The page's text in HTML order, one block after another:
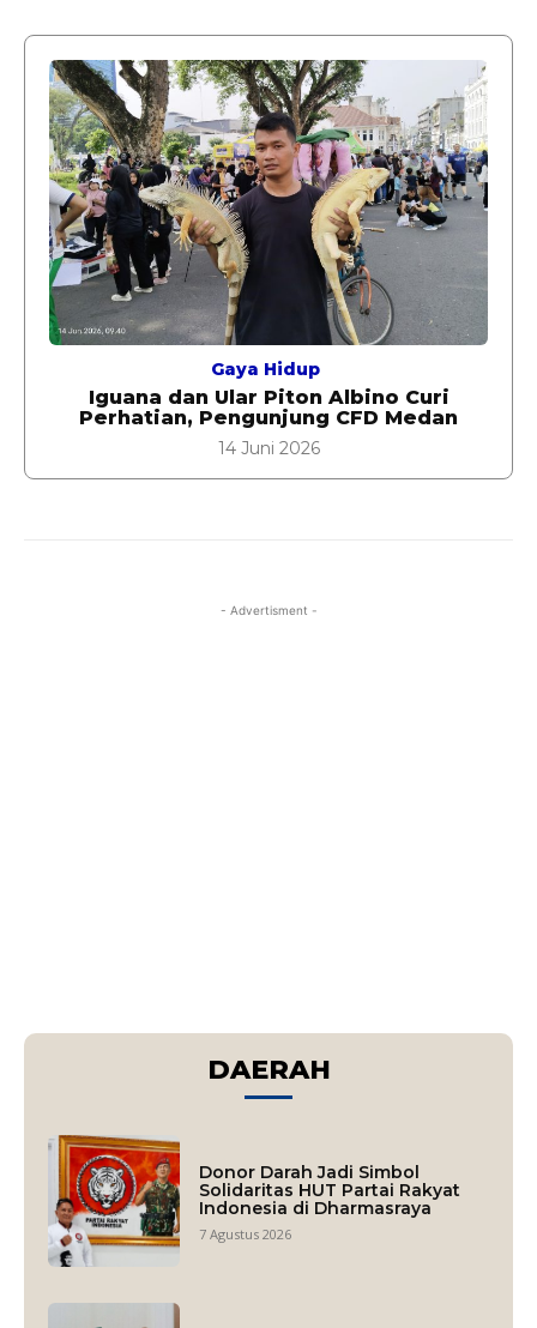
Gaya Hidup
Iguana dan Ular Piton Albino Curi
Perhatian, Pengunjung CFD Medan
14 Juni 2026
- Advertisment -
DAERAH
Donor Darah Jadi Simbol
Solidaritas HUT Partai Rakyat
Indonesia di Dharmasraya
7 Agustus 2026